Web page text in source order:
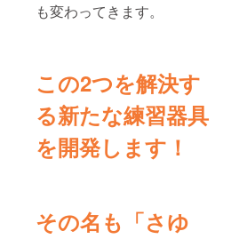
も変わってきます。
この2つを解決す
る新たな練習器具
を開発します！
その名も「さゆ